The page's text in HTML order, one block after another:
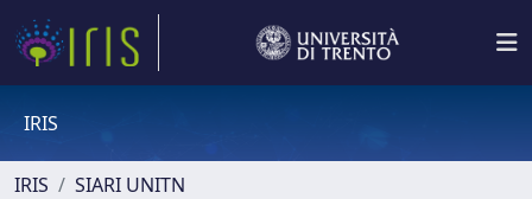
IRIS
IRIS
SIARI UNITN